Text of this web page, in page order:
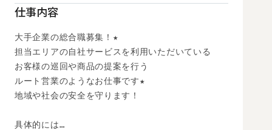
仕事内容
大手企業の総合職募集！★
担当エリアの自社サービスを利用いただいている
お客様の巡回や商品の提案を行う
ルート営業のようなお仕事です★
地域や社会の安全を守ります！
具体的には…